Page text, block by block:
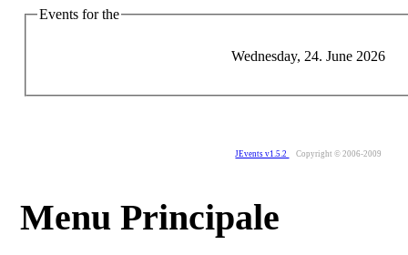
Events for the
Wednesday, 24. June 2026
JEvents v1.5.2 Copyright © 2006-2009
Menu Principale